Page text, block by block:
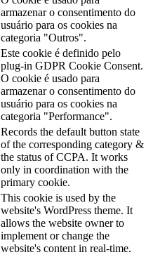
armazenar o consentimento do
usuário para os cookies na
categoria "Outros".
Este cookie é definido pelo
plug-in GDPR Cookie Consent.
O cookie é usado para
armazenar o consentimento do
usuário para os cookies na
categoria "Performance".
Records the default button state
of the corresponding category &
the status of CCPA. It works
only in coordination with the
primary cookie.
This cookie is used by the
website's WordPress theme. It
allows the website owner to
implement or change the
website's content in real-time.